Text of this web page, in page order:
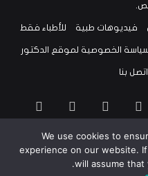
فيديوهات طبية للأطباء فقط
سياسة الخصوصية لموقع الدكتور
اتصل بنا
انستقرامسناب
تشات
تيلقرام
threads
bsky
We use cookies to
experience on our website.
will assume that